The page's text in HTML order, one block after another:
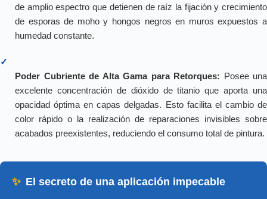
de amplio espectro que detienen de raíz la fijación y crecimiento
de esporas de moho y hongos negros en muros expuestos a
humedad constante.
✓
Poder Cubriente de Alta Gama para Retorques: Posee una
excelente concentración de dióxido de titanio que aporta una
opacidad óptima en capas delgadas. Esto facilita el cambio de
color rápido o la realización de reparaciones invisibles sobre
acabados preexistentes, reduciendo el consumo total de pintura.
✨ El secreto de una aplicación impecable